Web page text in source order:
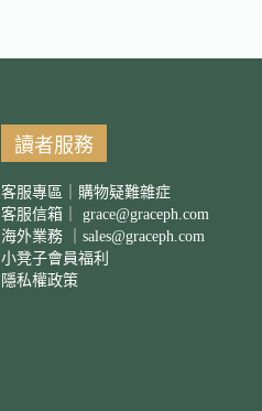
讀者服務
客服專區｜購物疑難雜症
客服信箱｜ grace@graceph.com
海外業務 ｜ sales@graceph.com
小凳子會員福利
隱私權政策